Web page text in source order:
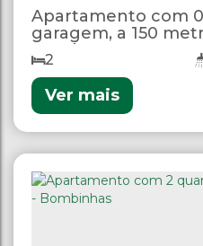
Apartamento com
garagem, a 150
Bombas.
2
Ver mais